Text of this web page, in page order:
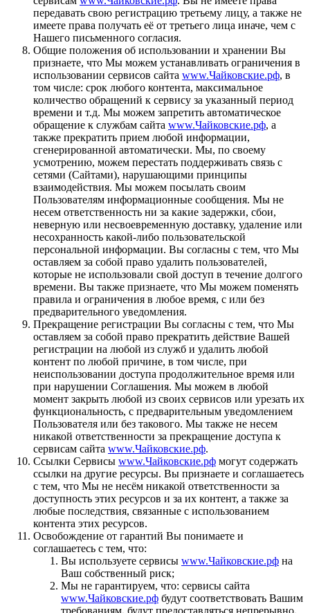
передавать свою регистрацию третьему лицу, а также не
имеете права получать её от третьего лица иначе, чем с
Нашего письменного согласия.
Общие положения об использовании и хранении Вы
признаете, что Мы можем устанавливать ограничения в
использовании сервисов сайта www.Чайковские.рф, в
том числе: срок любого контента, максимальное
количество обращений к сервису за указанный период
времени и т.д. Мы можем запретить автоматическое
обращение к службам сайта www.Чайковские.рф, а
также прекратить прием любой информации,
сгенерированной автоматически. Мы, по своему
усмотрению, можем перестать поддерживать связь с
сетями (Сайтами), нарушающими принципы
взаимодействия. Мы можем посылать своим
Пользователям информационные сообщения. Мы не
несем ответственность ни за какие задержки, сбои,
неверную или несвоевременную доставку, удаление или
несохранность какой-либо пользовательской
персональной информации. Вы согласны с тем, что Мы
оставляем за собой право удалить пользователей,
которые не использовали свой доступ в течение долгого
времени. Вы также признаете, что Мы можем поменять
правила и ограничения в любое время, с или без
предварительного уведомления.
Прекращение регистрации Вы согласны с тем, что Мы
оставляем за собой право прекратить действие Вашей
регистрации на любой из служб и удалить любой
контент по любой причине, в том числе, при
неиспользовании доступа продолжительное время или
при нарушении Соглашения. Мы можем в любой
момент закрыть любой из своих сервисов или урезать их
функциональность, с предварительным уведомлением
Пользователя или без такового. Мы также не несем
никакой ответственности за прекращение доступа к
сервисам сайта www.Чайковские.рф.
Ссылки Сервисы www.Чайковские.рф могут содержать
ссылки на другие ресурсы. Вы признаете и соглашаетесь
с тем, что Мы не несём никакой ответственности за
доступность этих ресурсов и за их контент, а также за
любые последствия, связанные с использованием
контента этих ресурсов.
Освобождение от гарантий Вы понимаете и
соглашаетесь с тем, что:
Вы используете сервисы www.Чайковские.рф на
Ваш собственный риск;
Мы не гарантируем, что: сервисы сайта
www.Чайковские.рф будут соответствовать Вашим
требованиям, будут предоставляться непрерывно,